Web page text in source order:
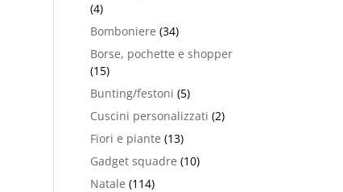
(4)
Bomboniere (34)
Borse, pochette e shopper
(15)
Bunting/festoni (5)
Cuscini personalizzati (2)
Fiori e piante (13)
Gadget squadre (10)
Natale (114)